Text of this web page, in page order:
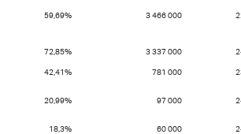
59,69% 3 466 000
72,85% 3 337 000
42,41% 781 000
20,99% 97 000
18,3% 60 000